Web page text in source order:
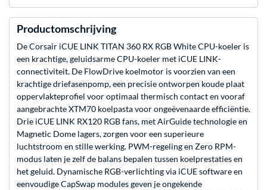
Productomschrijving
De Corsair iCUE LINK TITAN 360 RX RGB White CPU-koeler is
een krachtige, geluidsarme CPU-koeler met iCUE LINK-
connectiviteit. De FlowDrive koelmotor is voorzien van een
krachtige driefasenpomp, een precisie ontworpen koude plaat
oppervlakteprofiel voor optimaal thermisch contact en vooraf
aangebrachte XTM70 koelpasta voor ongeëvenaarde efficiëntie.
Drie iCUE LINK RX120 RGB fans, met AirGuide technologie en
Magnetic Dome lagers, zorgen voor een superieure
luchtstroom en stille werking. PWM-regeling en Zero RPM-
modus laten je zelf de balans bepalen tussen koelprestaties en
het geluid. Dynamische RGB-verlichting via iCUE software en
eenvoudige CapSwap modules geven je ongekende